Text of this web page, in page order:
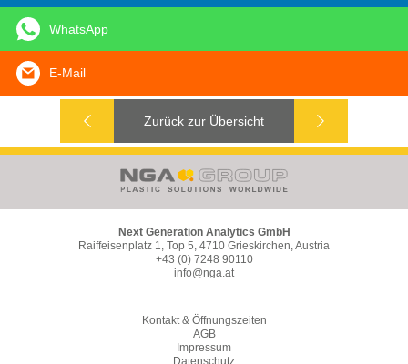
WhatsApp
E-Mail
Zurück zur Übersicht
Next Generation Analytics GmbH
Raiffeisenplatz 1, Top 5, 4710 Grieskirchen, Austria
+43 (0) 7248 90110
info@nga.at
Kontakt & Öffnungszeiten
AGB
Impressum
Datenschutz